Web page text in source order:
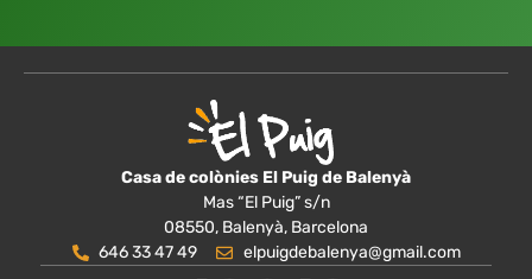
Casa de colònies El Puig de Balenyà
Mas “El Puig” s/n
08550, Balenyà, Barcelona
646 33 47 49
elpuigdebalenya@gmail.com